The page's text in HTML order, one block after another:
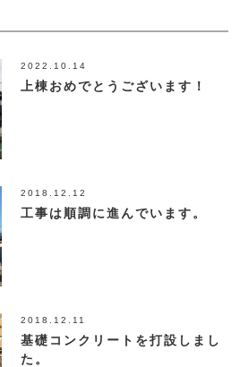
上棟おめでとうございます！
2022.10.14
工事は順調に進んでいます。
2018.12.12
基礎コンクリートを打設しまし
た。
2018.12.11